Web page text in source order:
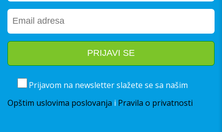
Prijavom na newsletter slažete se sa našim
Opštim uslovima poslovanja i Pravila o privatnosti